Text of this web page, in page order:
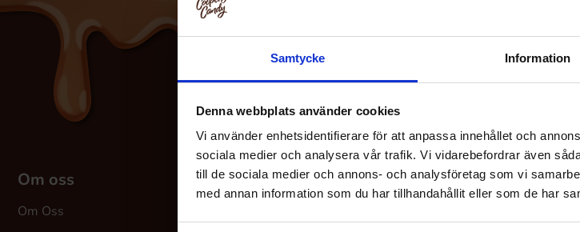
Samtycke Information
Denna webbplats använder cookies
Vi använder enhetsidentifierare för att anpassa innehållet och
sociala medier och analysera vår trafik. Vi vidarebefordrar även
till de sociala medier och annons- och analysföretag som vi
med annan information som du har tillhandahållit eller som de har
Om oss
Om Oss
Kundeservice Hjelp Følg oss